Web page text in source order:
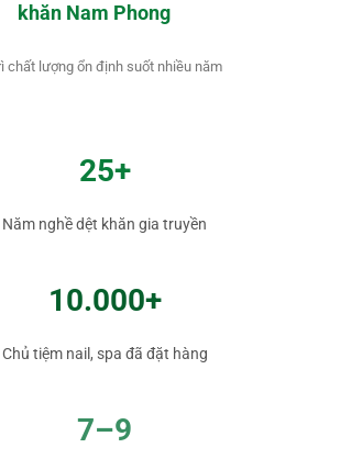
khăn Nam Phong
chất lượng ổn định suốt nhiều năm
25+
Năm nghề dệt khăn gia truyền
10.000+
Chủ tiệm nail, spa đã đặt hàng
7–9